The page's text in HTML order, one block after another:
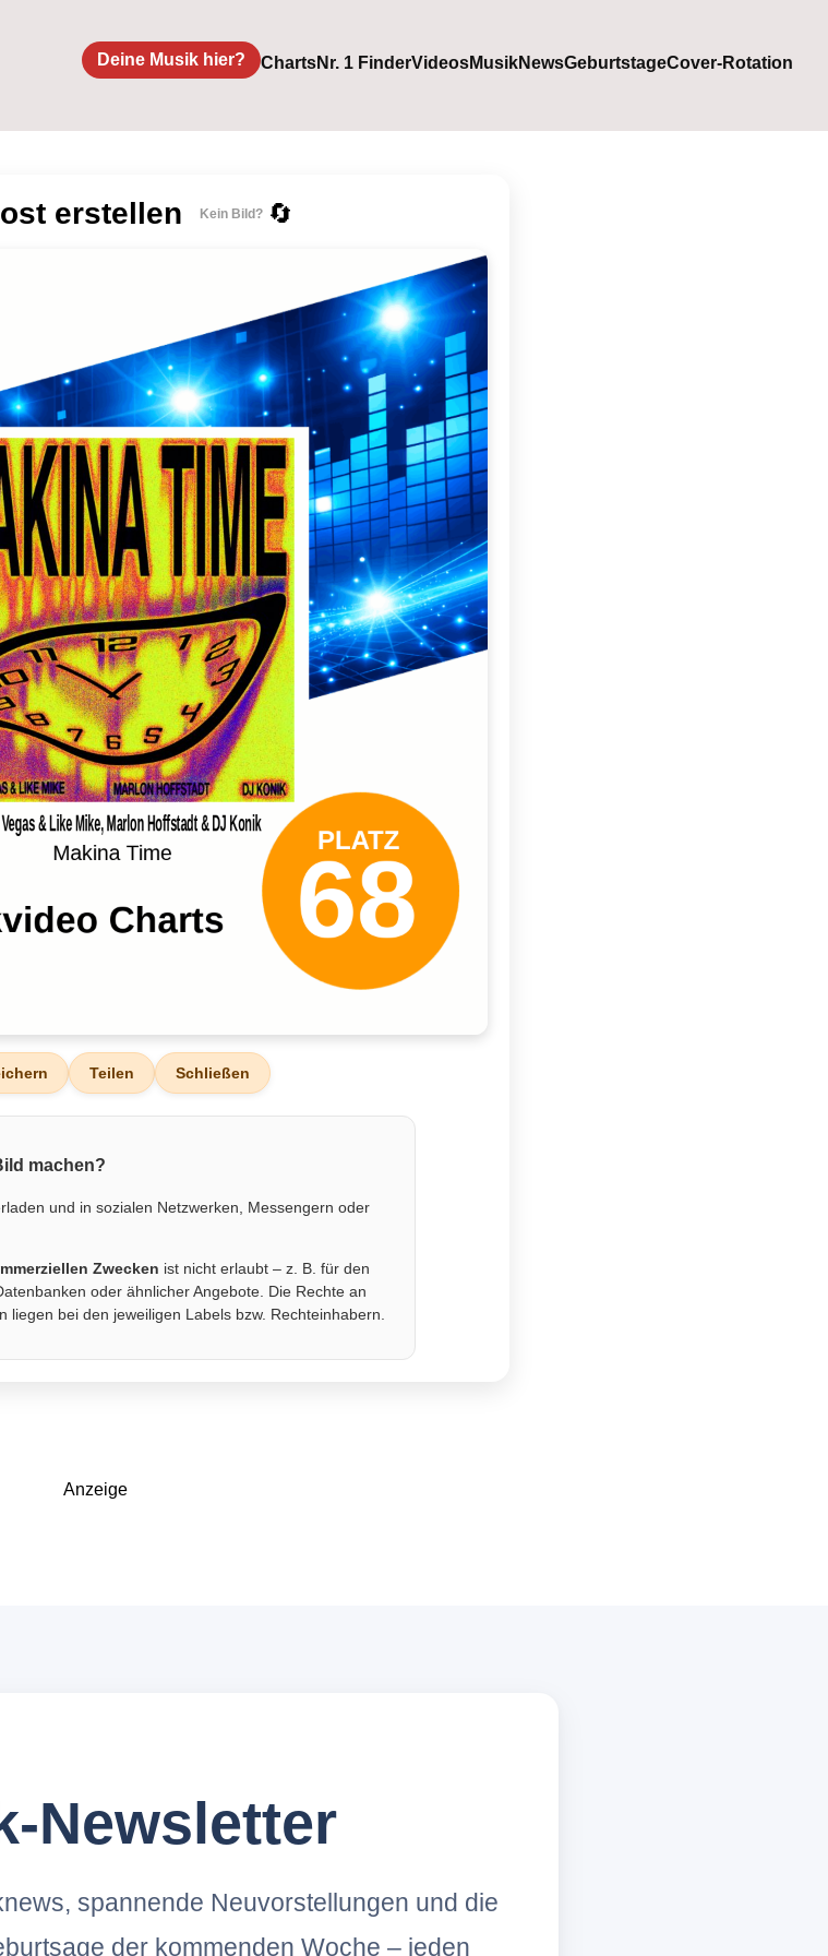
Deine Musik hier? ChartsNr. 1 FinderVideosMusikNewsGeburtstageCover-Rotation
erstellen Kein Bild? 🔄
Teilen Schließen
machen?
und in sozialen Netzwerken, Messengern oder
Zwecken ist nicht erlaubt – z. B. für den
oder ähnlicher Angebote. Die Rechte an
liegen bei den jeweiligen Labels bzw. Rechteinhabern.
Anzeige
Newsletter
spannende Neuvorstellungen und die
der kommenden Woche – jeden